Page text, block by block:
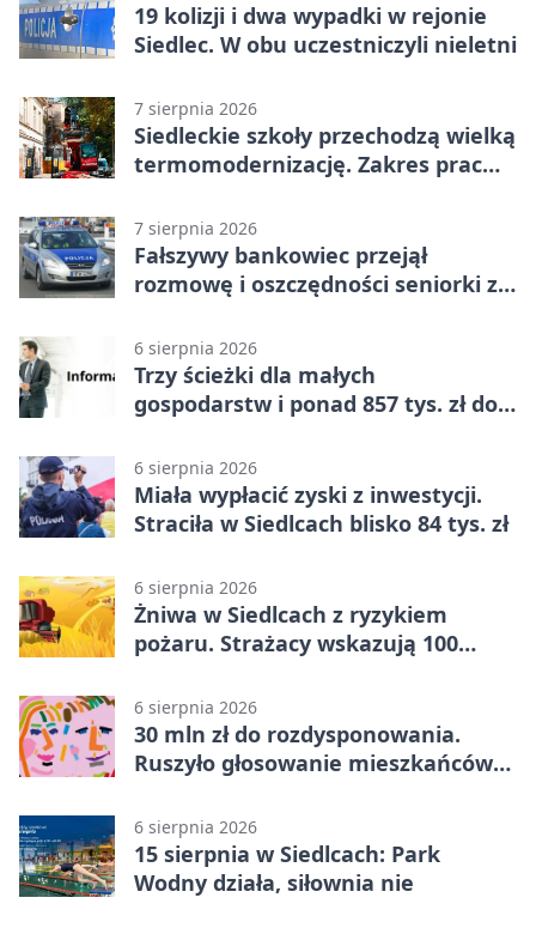
19 kolizji i dwa wypadki w rejonie
Siedlec. W obu uczestniczyli nieletni
7 sierpnia 2026
Siedleckie szkoły przechodzą wielką
termomodernizację. Zakres prac
7 sierpnia 2026
Fałszywy bankowiec przejął
rozmowę i oszczędności seniorki z
6 sierpnia 2026
Trzy ścieżki dla małych
gospodarstw i ponad 857 tys. zł do
6 sierpnia 2026
Miała wypłacić zyski z inwestycji.
Straciła w Siedlcach blisko 84 tys. zł
6 sierpnia 2026
Żniwa w Siedlcach z ryzykiem
pożaru. Strażacy wskazują 100
6 sierpnia 2026
30 mln zł do rozdysponowania.
Ruszyło głosowanie mieszkańców
6 sierpnia 2026
15 sierpnia w Siedlcach: Park
Wodny działa, siłownia nie